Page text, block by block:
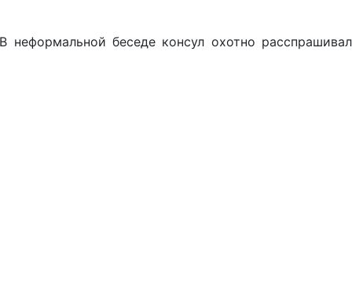
неформальной беседе консул охотно расспрашивал